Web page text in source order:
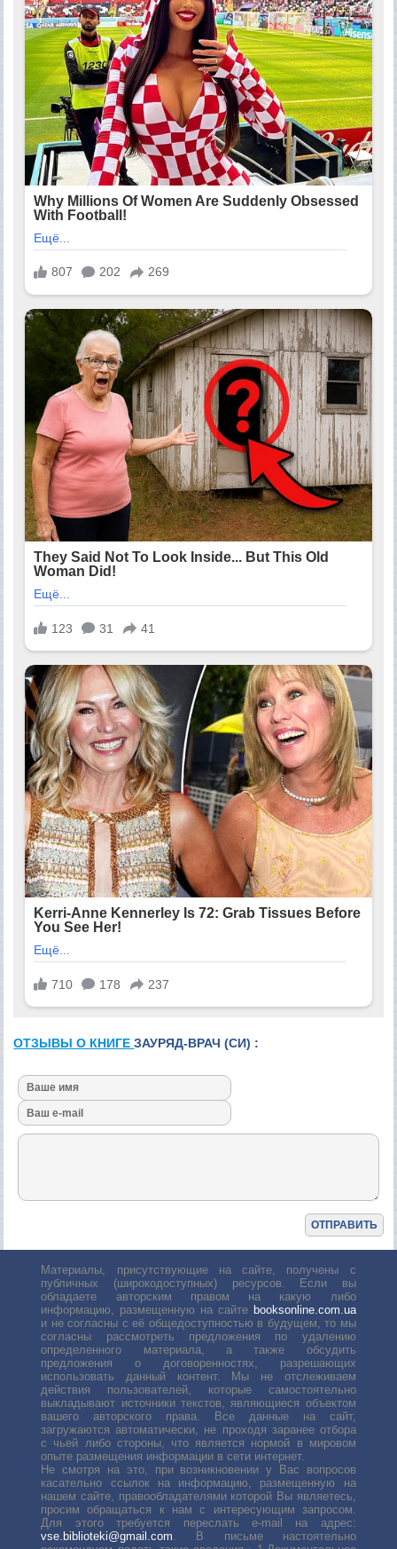
ОТЗЫВЫ О КНИГЕЗАУРЯД-ВРАЧ (СИ) :
Материалы, присутствующие на сайте, получены с
публичных (широкодоступных) ресурсов. Если вы
обладаете авторским правом на какую либо
информацию, размещенную на сайте booksonline.com.ua
и не согласны с её общедоступностью в будущем, то мы
согласны рассмотреть предложения по удалению
определенного материала, а также обсудить
предложения о договоренностях, разрешающих
использовать данный контент. Мы не отслеживаем
действия пользователей, которые самостоятельно
выкладывают источники текстов, являющиеся объектом
вашего авторского права. Все данные на сайт,
загружаются автоматически, не проходя заранее отбора
с чьей либо стороны, что является нормой в мировом
опыте размещения информации в сети интернет.
Не смотря на это, при возникновении у Вас вопросов
касательно ссылок на информацию, размещенную на
нашем сайте, правообладателями которой Вы являетесь,
просим обращаться к нам с интересующим запросом.
Для этого требуется переслать е-mail на адрес:
vse.biblioteki@gmail.com. В письме настоятельно